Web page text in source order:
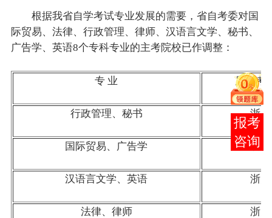
根据我省自学考试专业发展的需要，省自考委对国
际贸易、法律、行政管理、律师、汉语言文学、秘书、
广告学、英语8个专科专业的主考院校已作调整：
专 业 原主考
行政管理、秘书 浙大
国际贸易、广告学 浙大
汉语言文学、英语 浙大
法律、律师 浙大
在线
客服